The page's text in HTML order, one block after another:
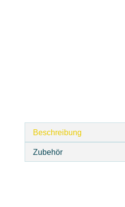
Beschreibung
Zubehör